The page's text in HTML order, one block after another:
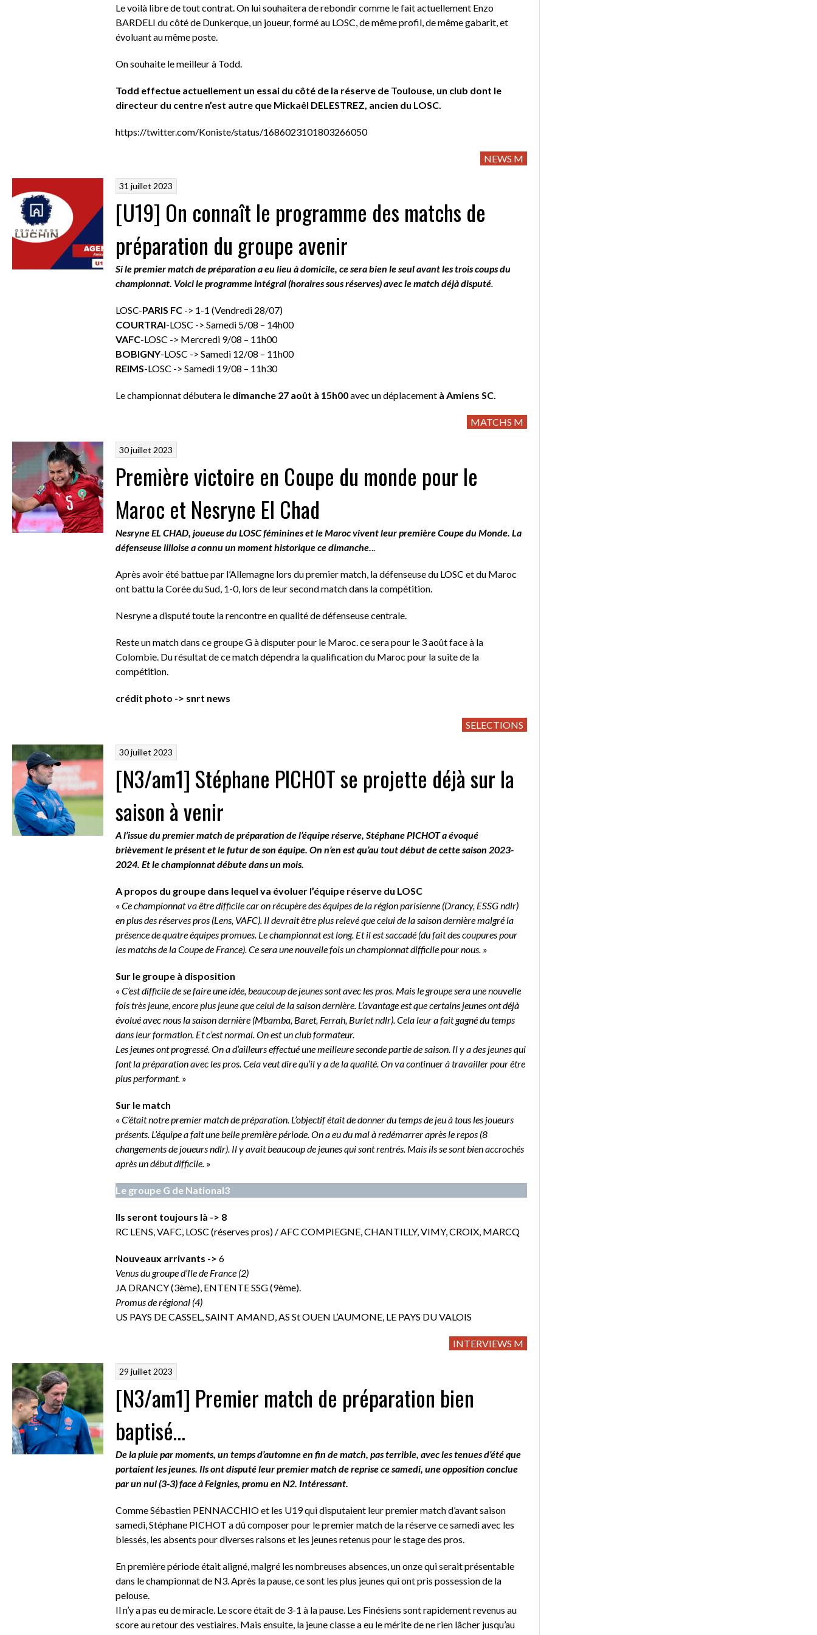
Le voilà libre de tout contrat. On lui souhaitera de rebondir comme le fait actuellement Enzo
BARDELI du côté de Dunkerque, un joueur, formé au LOSC, de même profil, de même gabarit, et
évoluant au même poste.
On souhaite le meilleur à Todd.
Todd effectue actuellement un essai du côté de la réserve de Toulouse, un club dont le
directeur du centre n’est autre que Mickaêl DELESTREZ, ancien du LOSC.
https://twitter.com/Koniste/status/1686023101803266050
NEWS M
31 juillet 2023
[U19] On connaît le programme des matchs de
préparation du groupe avenir
Si le premier match de préparation a eu lieu à domicile, ce sera bien le seul avant les trois coups du
championnat. Voici le programme intégral (horaires sous réserves) avec le match déjà disputé.
LOSC-PARIS FC -> 1-1 (Vendredi 28/07)
COURTRAI-LOSC -> Samedi 5/08 – 14h00
VAFC-LOSC -> Mercredi 9/08 – 11h00
BOBIGNY-LOSC -> Samedi 12/08 – 11h00
REIMS-LOSC -> Samedi 19/08 – 11h30
Le championnat débutera le dimanche 27 août à 15h00avec un déplacement à Amiens SC.
MATCHS M
30 juillet 2023
Première victoire en Coupe du monde pour le
Maroc et Nesryne El Chad
Nesryne EL CHAD, joueuse du LOSC féminines et le Maroc vivent leur première Coupe du Monde. La
défenseuse lilloise a connu un moment historique ce dimanche.
Après avoir été battue par l’Allemagne lors du premier match, la défenseuse du LOSC et du Maroc
ont battu la Corée du Sud, 1-0, lors de leur second match dans la compétition.
Nesryne a disputé toute la rencontre en qualité de défenseuse centrale.
Reste un match dans ce groupe G à disputer pour le Maroc. ce sera pour le 3 août face à la
Colombie. Du résultat de ce match dépendra la qualification du Maroc pour la suite de la
compétition.
crédit photo -> snrt news
SELECTIONS
30 juillet 2023
[N3/am1] Stéphane PICHOT se projette déjà sur la
saison à venir
A l’issue du premier match de préparation de l’équipe réserve, Stéphane PICHOT a évoqué
brièvement le présent et le futur de son équipe. On n’en est qu’au tout début de cette saison 2023-
2024. Et le championnat débute dans un mois.
A propos du groupe dans lequel va évoluer l’équipe réserve du LOSC
« Ce championnat va être difficile car on récupère des équipes de la région parisienne (Drancy, ESSG ndlr)
en plus des réserves pros (Lens, VAFC). Il devrait être plus relevé que celui de la saison dernière malgré la
présence de quatre équipes promues. Le championnat est long. Et il est saccadé (du fait des coupures pour
les matchs de la Coupe de France). Ce sera une nouvelle fois un championnat difficile pour nous. »
Sur le groupe à disposition
« C’est difficile de se faire une idée, beaucoup de jeunes sont avec les pros. Mais le groupe sera une nouvelle
fois très jeune, encore plus jeune que celui de la saison dernière. L’avantage est que certains jeunes ont déjà
évolué avec nous la saison dernière (Mbamba, Baret, Ferrah, Burlet ndlr). Cela leur a fait gagné du temps
dans leur formation. Et c’est normal. On est un club formateur.
Les jeunes ont progressé. On a d’ailleurs effectué une meilleure seconde partie de saison. Il y a des jeunes qui
font la préparation avec les pros. Cela veut dire qu’il y a de la qualité. On va continuer à travailler pour être
plus performant. »
Sur le match
« C’était notre premier match de préparation. L’objectif était de donner du temps de jeu à tous les joueurs
présents. L’équipe a fait une belle première période. On a eu du mal à redémarrer après le repos (8
changements de joueurs ndlr). Il y avait beaucoup de jeunes qui sont rentrés. Mais ils se sont bien accrochés
après un début difficile. »
Le groupe G de National3
Ils seront toujours là -> 8
RC LENS, VAFC, LOSC (réserves pros) / AFC COMPIEGNE, CHANTILLY, VIMY, CROIX, MARCQ
Nouveaux arrivants -> 6
Venus du groupe d’Ile de France (2)
JA DRANCY (3ème), ENTENTE SSG (9ème).
Promus de régional (4)
US PAYS DE CASSEL, SAINT AMAND, AS St OUEN L’AUMONE, LE PAYS DU VALOIS
INTERVIEWS M
29 juillet 2023
[N3/am1] Premier match de préparation bien
baptisé…
De la pluie par moments, un temps d’automne en fin de match, pas terrible, avec les tenues d’été que
portaient les jeunes. Ils ont disputé leur premier match de reprise ce samedi, une opposition conclue
par un nul (3-3) face à Feignies, promu en N2. Intéressant.
Comme Sébastien PENNACCHIO et les U19 qui disputaient leur premier match d’avant saison
samedi, Stéphane PICHOT a dû composer pour le premier match de la réserve ce samedi avec les
blessés, les absents pour diverses raisons et les jeunes retenus pour le stage des pros.
En première période était aligné, malgré les nombreuses absences, un onze qui serait présentable
dans le championnat de N3. Après la pause, ce sont les plus jeunes qui ont pris possession de la
pelouse.
Il n’y a pas eu de miracle. Le score était de 3-1 à la pause. Les Finésiens sont rapidement revenus au
score au retour des vestiaires. Mais ensuite, la jeune classe a eu le mérite de ne rien lâcher jusqu’au